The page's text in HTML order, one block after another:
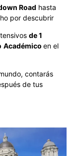
Road hasta
por descubrir
de 1
Académico en el
contarás
de tus